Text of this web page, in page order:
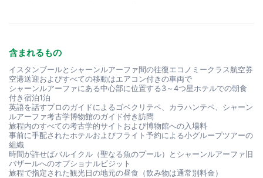
含まれるもの
イスタンブールとシャーンルアーファ間の往復エコノミークラス航空券
空港送迎およびすべての移動はエアコン付きの車両で
シャーンルアーファにある中心部に位置する3～4つ星ホテルでの朝食
付き宿泊1泊
英語を話すプロのガイドによるゴベクリテペ、カラハンテペ、シャーン
ルアーファ考古学博物館のガイド付き訪問
旅程内のすべての考古学的サイトおよび博物館への入場料
事前に手配されたホテルおよびフライト予約による小グループツアーの
組織
時間が許せばバルイクル（聖なる魚のプール）とシャーンルアーファ旧
バザールへのオプショナルビジット
旅程で指定された観光日の地元の昼食（飲み物は通常別料金）